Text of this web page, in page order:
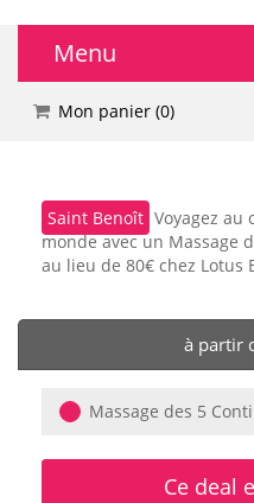
Menu
🔥 DEALS
💅 Beauté
🎈 Événements
Mon panier (0)
Saint Benoît Voyagez
monde avec un Massage
au lieu de 80€ chez Lotus
à partir
Massage des 5
Ce deal